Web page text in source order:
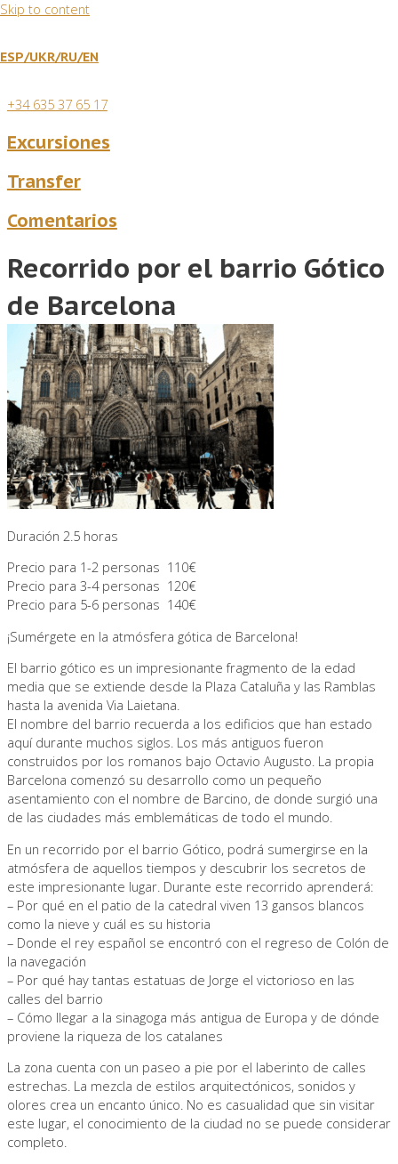
Skip to content
ESP/UKR/RU/EN
+34 635 37 65 17
Excursiones
Transfer
Comentarios
Recorrido por el barrio Gótico
de Barcelona
Duración 2.5 horas
Precio para 1-2 personas 110€
Precio para 3-4 personas 120€
Precio para 5-6 personas 140€
¡Sumérgete en la atmósfera gótica de Barcelona!
El barrio gótico es un impresionante fragmento de la edad
media que se extiende desde la Plaza Cataluña y las Ramblas
hasta la avenida Via Laietana.
El nombre del barrio recuerda a los edificios que han estado
aquí durante muchos siglos. Los más antiguos fueron
construidos por los romanos bajo Octavio Augusto. La propia
Barcelona comenzó su desarrollo como un pequeño
asentamiento con el nombre de Barcino, de donde surgió una
de las ciudades más emblemáticas de todo el mundo.
En un recorrido por el barrio Gótico, podrá sumergirse en la
atmósfera de aquellos tiempos y descubrir los secretos de
este impresionante lugar. Durante este recorrido aprenderá:
– Por qué en el patio de la catedral viven 13 gansos blancos
como la nieve y cuál es su historia
– Donde el rey español se encontró con el regreso de Colón de
la navegación
– Por qué hay tantas estatuas de Jorge el victorioso en las
calles del barrio
– Cómo llegar a la sinagoga más antigua de Europa y de dónde
proviene la riqueza de los catalanes
La zona cuenta con un paseo a pie por el laberinto de calles
estrechas. La mezcla de estilos arquitectónicos, sonidos y
olores crea un encanto único. No es casualidad que sin visitar
este lugar, el conocimiento de la ciudad no se puede considerar
completo.